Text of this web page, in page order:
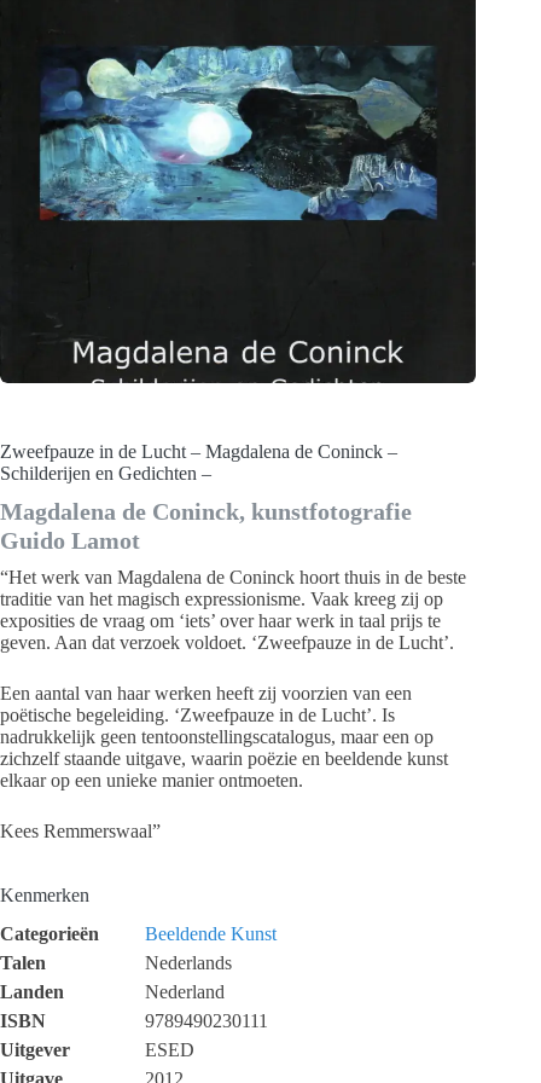
Zweefpauze in de Lucht – Magdalena de Coninck –
Schilderijen en Gedichten –
Magdalena de Coninck, kunstfotografie
Guido Lamot
“Het werk van Magdalena de Coninck hoort thuis in de beste
traditie van het magisch expressionisme. Vaak kreeg zij op
exposities de vraag om ‘iets’ over haar werk in taal prijs te
geven. Aan dat verzoek voldoet. ‘Zweefpauze in de Lucht’.
Een aantal van haar werken heeft zij voorzien van een
poëtische begeleiding. ‘Zweefpauze in de Lucht’. Is
nadrukkelijk geen tentoonstellingscatalogus, maar een op
zichzelf staande uitgave, waarin poëzie en beeldende kunst
elkaar op een unieke manier ontmoeten.
Kees Remmerswaal”
Kenmerken
Categorieën
Beeldende Kunst
Talen
Nederlands
Landen
Nederland
ISBN
9789490230111
Uitgever
ESED